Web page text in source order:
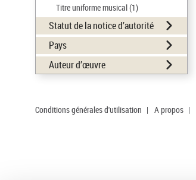
Titre uniforme musical(1)
Statut de la notice d’autorité
Pays
Auteur d’œuvre
Conditions générales d'utilisation | A propos |